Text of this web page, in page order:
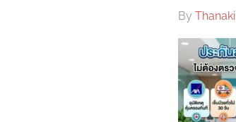
By Thanaki